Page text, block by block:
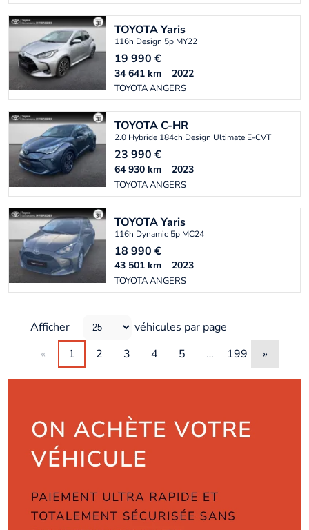
TOYOTAYaris
116h Design 5p MY22
19 990 €
TOYOTA ANGERS
34 641 km 2022
TOYOTAC-HR
2.0 Hybride 184ch Design Ultimate E-CVT
23 990 €
TOYOTA ANGERS
64 930 km 2023
TOYOTAYaris
116h Dynamic 5p MC24
18 990 €
TOYOTA ANGERS
43 501 km 2023
Afficher
véhicules par page
«
1 2 3 4 5 … 199 »